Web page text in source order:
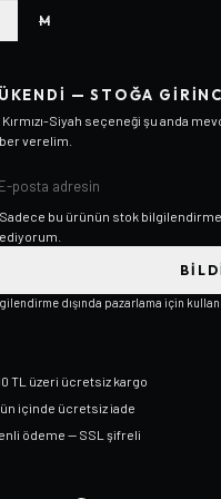
M
— STOĞA
Siyah seçeneği şu anda
verelim.
Sadece bu ürünün stok
ediyorum.
dışında pazarlama için
TL üzeri ücretsiz kargo
içinde ücretsiz iade
ödeme — SSL şifreli